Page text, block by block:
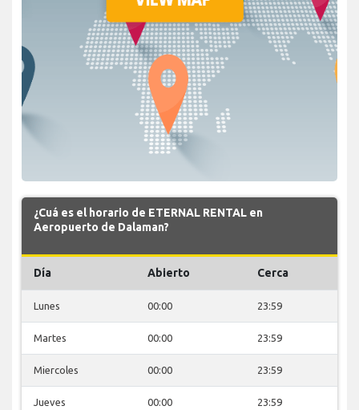
¿Cuá es el horario de ETERNAL RENTAL en
Aeropuerto de Dalaman?
Día Abierto Cerca
Lunes 00:00 23:59
Martes 00:00 23:59
Miercoles 00:00 23:59
Jueves 00:00 23:59